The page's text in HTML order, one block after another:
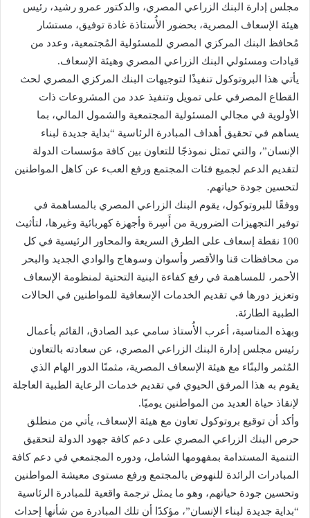
مجلس إدارة البنك الزراعي المصري، والدكتور عمرو رشيد، رئيس
هيئة الإسعاف المصرية، بحضور الأُستاذة غادة توفيق، مستشار
مُحافظ البنك المركزي المصري للمسئولية المُجتمعية، وعدد من
قيادات ومسئولي البنك الزراعي المصري وهيئة الإسعاف.
يأتي هذا البروتوكول تنفيذًا لتوجيهات البنك المركزي المصري لحث
القطاع المصرفي على تمويل وتنفيذ عدد من المشروعات ذات
الأولوية في مجالي المسئولية المجتمعية والشمول المالي، بما
يساهم في تحقيق أهداف المبادرة الرئاسية “بداية جديدة لبناء
الإنسان”، والتي تمثل نموذجًا للتعاون بين كافة مؤسسات الدولة
لتقديم الدعم لجميع فئات المجتمع ورفع العبء عن كاهل المواطنين
لتحسين جودة حياتهم.
ووفقًا للبروتوكول، يقوم البنك الزراعي المصري بالمساهمة في
توفير التجهيزات الضرورية من أَسِرة وأجهزة كهربائية وغيرها، لتأثيث
100 نقطة إسعاف على الطرق السريعة والمحاور الرئيسية في كل
من محافظات قنا والأقصر وأسوان وسوهاج والوادي الجديد والبحر
الأحمر، للمساهمة في رفع كفاءة البنية التحتية لمنظومة الإسعاف
وتعزيز دورها في تقديم الخدمات الإسعافية للمواطنين في الحالات
الطبية الطارئة.
وبهذه المناسبة، أعرب الأُستاذ سامي عبد الصادق، القائم بأعمال
رئيس مجلس إدارة البنك الزراعي المصري، عن سعادته بالتعاون
المُثمر والبنّاء مع هيئة الإسعاف المصرية، مثمنًا الدور الهام الذي
يقوم به هذا المرفق الحيوي في تقديم خدمات الرعاية الطبية العاجلة
لإنقاذ حياة العديد من المواطنين يوميًا.
وأكد أن توقيع بروتوكول تعاون مع هيئة الإسعاف، يأتي من منطلق
حرص البنك الزراعي المصري على دعم كافة جهود الدولة لتحقيق
التنمية المستدامة بمفهومها الشامل، ودوره المجتمعي في دعم كافة
المبادرات الرائدة للنهوض بالمجتمع ورفع مستوى معيشة المواطنين
وتحسين جودة حياتهم، وهو ما يمثل ترجمة واقعية للمبادرة الرئاسية
“بداية جديدة لبناء الإنسان”، مؤكدًا أن تلك المبادرة من شأنها إحداث